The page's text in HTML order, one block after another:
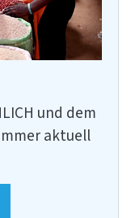
und dem
immer aktuell